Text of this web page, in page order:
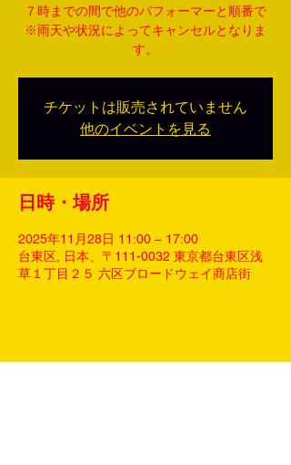
７時までの間で他のパフォーマーと順番で
※雨天や状況によってキャンセルとなりま
す。
チケットは販売されていません
他のイベントを見る
日時・場所
2025年11月28日 11:00 – 17:00
台東区, 日本、〒111-0032 東京都台東区浅
草１丁目２５ 六区ブロードウェイ商店街